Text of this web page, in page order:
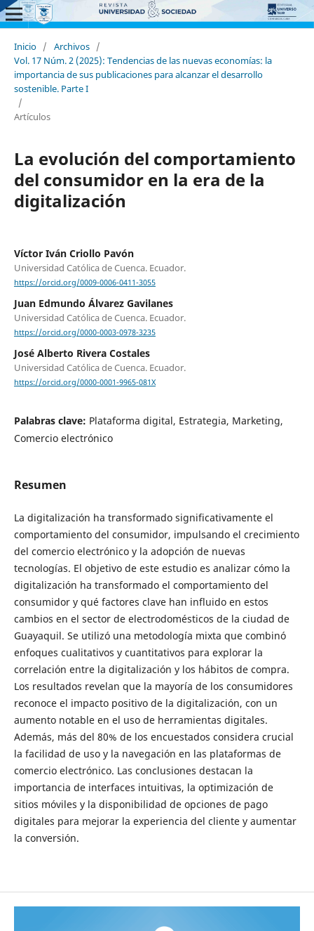
Inicio / Archivos /
Vol. 17 Núm. 2 (2025): Tendencias de las nuevas economías: la
importancia de sus publicaciones para alcanzar el desarrollo
sostenible. Parte I
/
Artículos
La evolución del comportamiento
del consumidor en la era de la
digitalización
Víctor Iván Criollo Pavón
Universidad Católica de Cuenca. Ecuador.
https://orcid.org/0009-0006-0411-3055
Juan Edmundo Álvarez Gavilanes
Universidad Católica de Cuenca. Ecuador.
https://orcid.org/0000-0003-0978-3235
José Alberto Rivera Costales
Universidad Católica de Cuenca. Ecuador.
https://orcid.org/0000-0001-9965-081X
Palabras clave: Plataforma digital, Estrategia, Marketing,
Comercio electrónico
Resumen
La digitalización ha transformado significativamente el
comportamiento del consumidor, impulsando el crecimiento
del comercio electrónico y la adopción de nuevas
tecnologías. El objetivo de este estudio es analizar cómo la
digitalización ha transformado el comportamiento del
consumidor y qué factores clave han influido en estos
cambios en el sector de electrodomésticos de la ciudad de
Guayaquil. Se utilizó una metodología mixta que combinó
enfoques cualitativos y cuantitativos para explorar la
correlación entre la digitalización y los hábitos de compra.
Los resultados revelan que la mayoría de los consumidores
reconoce el impacto positivo de la digitalización, con un
aumento notable en el uso de herramientas digitales.
Además, más del 80% de los encuestados considera crucial
la facilidad de uso y la navegación en las plataformas de
comercio electrónico. Las conclusiones destacan la
importancia de interfaces intuitivas, la optimización de
sitios móviles y la disponibilidad de opciones de pago
digitales para mejorar la experiencia del cliente y aumentar
la conversión.